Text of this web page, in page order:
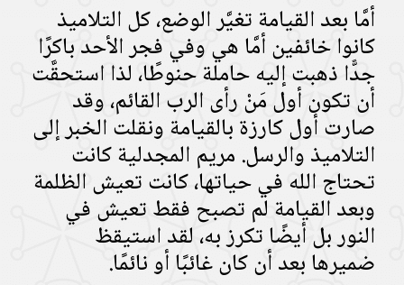
أمَّا بعد القيامة تغيَّر الوضع، كل التلاميذ
كانوا خائفين أمَّا هي وفي فجر الأحد باكرًا
جدًّا ذهبت إليه حاملة حنوطًا، لذا استحقَّت
أن تكون أول مَنْ رأى الرب القائم، وقد
صارت أول كارزة بالقيامة ونقلت الخبر إلى
التلاميذ والرسل. مريم المجدلية كانت
تحتاج الله في حياتها، كانت تعيش الظلمة
وبعد القيامة لم تصبح فقط تعيش في
النور بل أيضًا تكرز به، لقد استيقظ
ضميرها بعد أن كان غائبًا أو نائمًا.